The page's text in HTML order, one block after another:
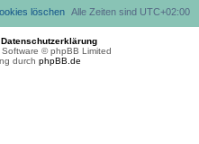
Alle Zeiten sind UTC+02:00
löschen
Datenschutzerklärung
© phpBB Limited
durch phpBB.de